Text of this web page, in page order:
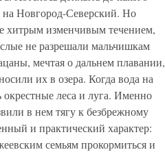
на Новгород-Северский. Но
хитрым изменчивым течением,
не разрешали мальчишкам
мечтая о дальнем плавании,
их в озера. Когда вода на
окрестные леса и луга. Именно
в нем тягу к безбрежному
и практический характер:
семьям прокормиться и